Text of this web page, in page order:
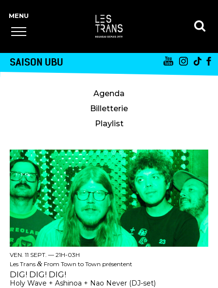
SAISON UBU
Agenda
Billetterie
Playlist
VEN. 11 SEPT. — 21H-03H
Les Trans & From Town to Town présentent
DIG! DIG! DIG!
Holy Wave + Ashinoa + Nao Never (DJ-set)